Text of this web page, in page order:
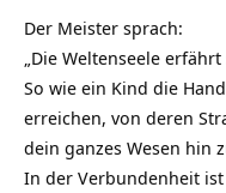
Der Meister sprach:
„Die Weltenseele
So wie ein Kind die
erreichen, von deren
dein ganzes Wesen hin
In der Verbundenheit